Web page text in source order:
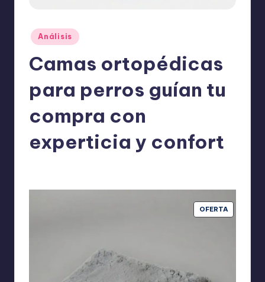
Publicado
en
Análisis
Camas ortopédicas
para perros guían tu
compra con
experticia y confort
OFERTA
EN